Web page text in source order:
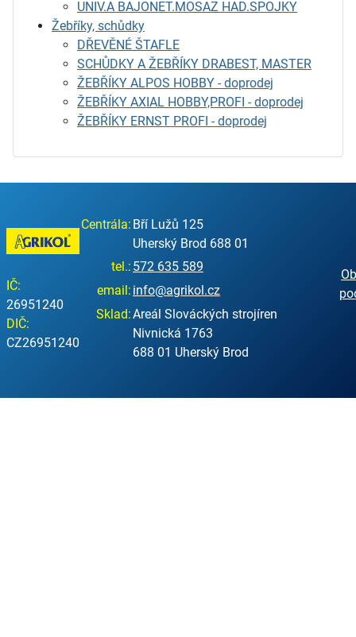
UNIV.A BAJONET.MOSAZ HAD.SPOJKY
Žebříky, schůdky
DŘEVĚNÉ ŠTAFLE
SCHŮDKY A ŽEBŘÍKY DRABEST, MASTER
ŽEBŘÍKY ALPOS HOBBY - doprodej
ŽEBŘÍKY AXIAL HOBBY,PROFI - doprodej
ŽEBŘÍKY ERNST PROFI - doprodej
IČ:
26951240
DIČ:
CZ26951240
Centrála: Bří Lužů 125
Uherský Brod 688 01
tel.: 572 635 589
email: info@agrikol.cz
Sklad:Areál Slováckých strojíren
Nivnická 1763
688 01 Uherský Brod